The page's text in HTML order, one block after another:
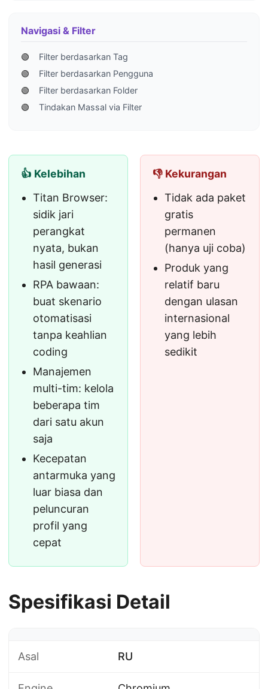
Navigasi & Filter
🟢
Filter berdasarkan Tag
🟢
Filter berdasarkan Pengguna
🟢
Filter berdasarkan Folder
🟢
Tindakan Massal via Filter
👍 Kelebihan
Titan Browser:
sidik jari
perangkat
nyata, bukan
hasil generasi
RPA bawaan:
buat skenario
otomatisasi
tanpa keahlian
coding
Manajemen
multi-tim: kelola
beberapa tim
dari satu akun
saja
Kecepatan
antarmuka yang
luar biasa dan
peluncuran
profil yang
cepat
👎 Kekurangan
Tidak ada paket
gratis
permanen
(hanya uji coba)
Produk yang
relatif baru
dengan ulasan
internasional
yang lebih
sedikit
Spesifikasi Detail
Asal RU